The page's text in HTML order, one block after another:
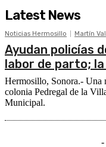
Latest News
Noticias Hermosillo Martín
Ayudan policías
labor de parto;
Hermosillo, Sonora.- Una
colonia Pedregal de la
Municipal.
-